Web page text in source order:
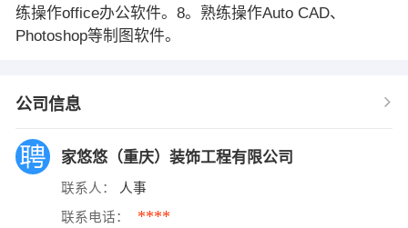
练操作office办公软件。8。熟练操作Auto CAD、
Photoshop等制图软件。
公司信息
家悠悠（重庆）装饰工程有限公司
联系人： 人事
联系电话： ****